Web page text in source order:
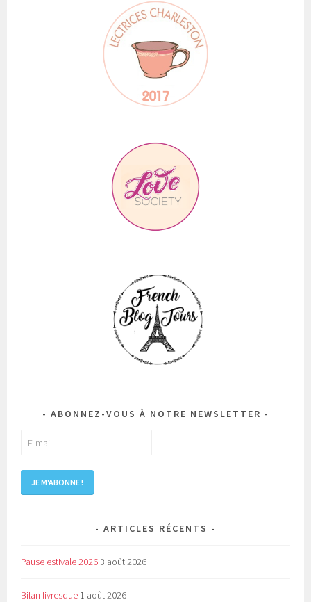
ABONNEZ-VOUS À NOTRE NEWSLETTER
ARTICLES RÉCENTS
Pause estivale 20263 août 2026
Bilan livresque 1 août 2026